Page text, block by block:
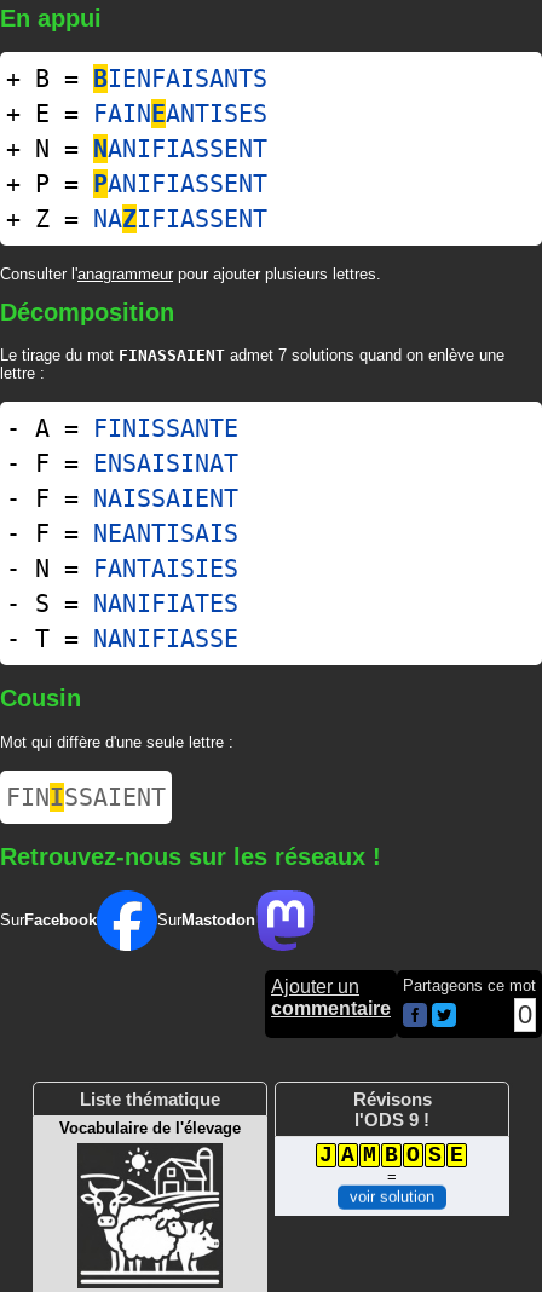
En appui
+ B = BIENFAISANTS
+ E = FAINEANTISES
+ N = NANIFIASSENT
+ P = PANIFIASSENT
+ Z = NAZIFIASSENT
Consulter l'anagrammeur pour ajouter plusieurs lettres.
Décomposition
Le tirage du mot FINASSAIENT admet 7 solutions quand on enlève une
lettre :
- A = FINISSANTE
- F = ENSAISINAT
- F = NAISSAIENT
- F = NEANTISAIS
- N = FANTAISIES
- S = NANIFIATES
- T = NANIFIASSE
Cousin
Mot qui diffère d'une seule lettre :
FINISSAIENT
Retrouvez-nous sur les réseaux !
SurFacebook SurMastodon
Ajouter un
commentaire
Partageons ce mot
0
Liste thématique
Vocabulaire de l'élevage
Révisons
l'ODS 9 !
J A M B O S E
=
voir solution